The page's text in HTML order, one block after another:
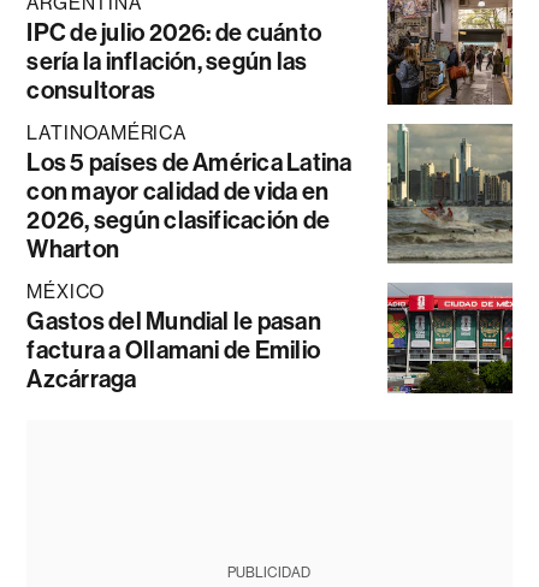
IPC de julio 2026: de cuánto
sería la inflación, según las
consultoras
LATINOAMÉRICA
Los 5 países de América Latina
con mayor calidad de vida en
2026, según clasificación de
Wharton
MÉXICO
Gastos del Mundial le pasan
factura a Ollamani de Emilio
Azcárraga
PUBLICIDAD